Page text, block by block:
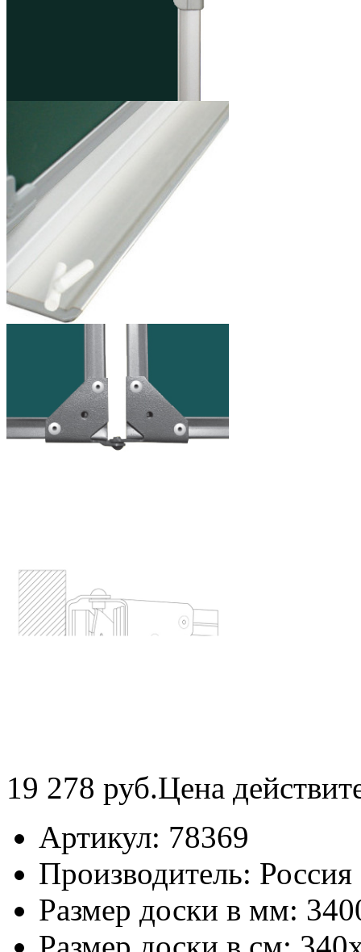
19 278 руб.Цена
Артикул: 78369
Производитель: Россия
Размер доски в мм: